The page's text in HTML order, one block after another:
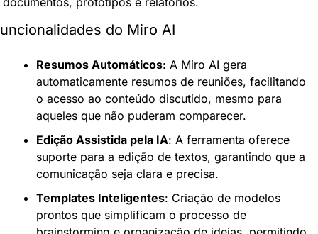
do Miro AI
Resumos Automáticos: A Miro AI gera
automaticamente resumos de reuniões, facilitando
o acesso ao conteúdo discutido, mesmo para
aqueles que não puderam comparecer.
Edição Assistida pela IA: A ferramenta oferece
suporte para a edição de textos, garantindo que a
comunicação seja clara e precisa.
Templates Inteligentes: Criação de modelos
prontos que simplificam o processo de